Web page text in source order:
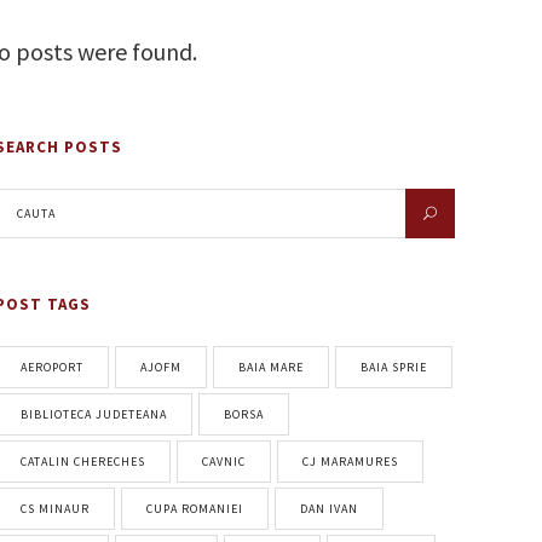
posts were found.
POSTS
TAGS
AEROPORT AJOFM BAIA MARE BAIA SPRIE
BIBLIOTECA JUDETEANA BORSA
CATALIN CHERECHES CAVNIC CJ MARAMURES
CS MINAUR CUPA ROMANIEI DAN IVAN